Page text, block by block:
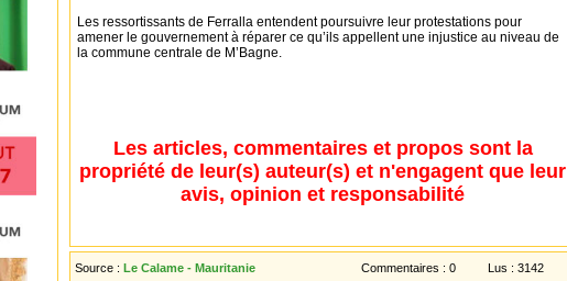
Les ressortissants de Ferralla entendent poursuivre leur protestations pour
amener le gouvernement à réparer ce qu’ils appellent une injustice au niveau de
la commune centrale de M’Bagne.
Les articles, commentaires et propos sont la
propriété de leur(s) auteur(s) et n'engagent que leur
avis, opinion et responsabilité
Source : Le Calame - Mauritanie Commentaires : 0 Lus : 3142